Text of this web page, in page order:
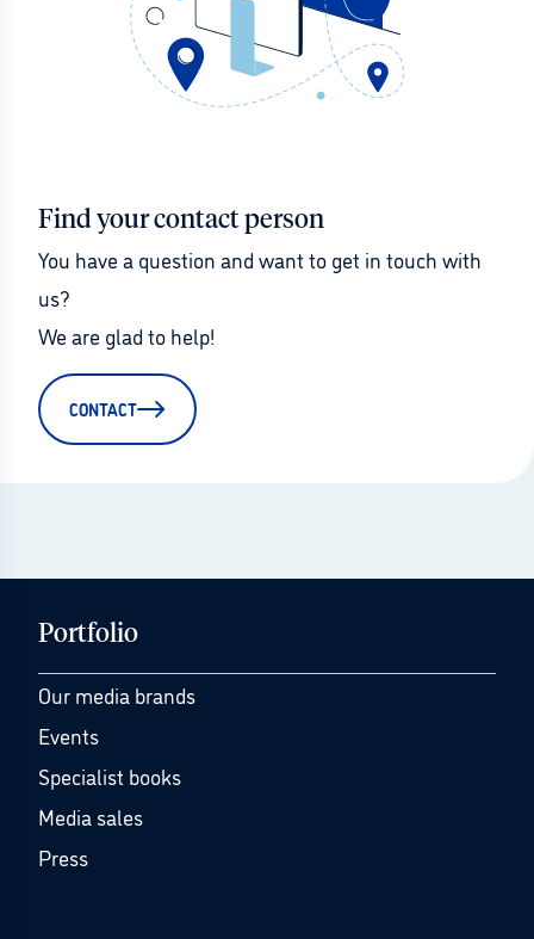
Find your contact person
You have a question and want to get in touch with
us?
We are glad to help!
CONTACT
Portfolio
Our media brands
Events
Specialist books
Media sales
Press